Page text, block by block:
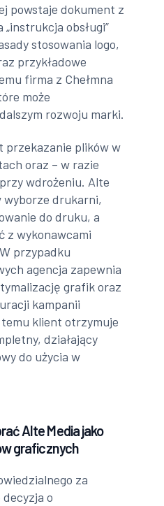
powstaje dokument z
obsługi”
stosowania logo,
przykładowe
firma z Chełmna
może
rozwoju marki.
przekazanie plików w
oraz – w razie
wdrożeniu. Alte
wyborze drukarni,
do druku, a
z wykonawcami
przypadku
agencja zapewnia
grafik oraz
kampanii
klient otrzymuje
działający
do użycia w
Alte Media jako
graficznych
za
o